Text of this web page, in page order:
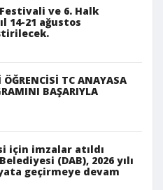
ve 6. Halk
14-21 ağustos
TC ANAYASA
BAŞARIYLA
için imzalar atıldı
(DAB), 2026 yılı
geçirmeye devam